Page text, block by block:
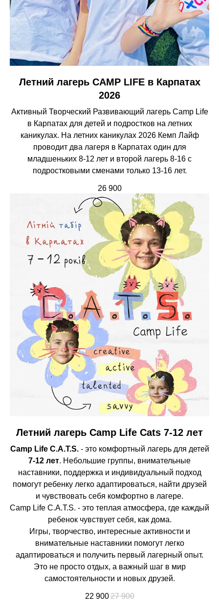
Летний лагерь CAMP LIFE в Карпатах
2026
Активный Творческий Развивающий лагерь Camp Life
в Карпатах для детей и подростков на летних
каникулах. На летних каникулах 2026 Кемп Лайф
проводит два лагеря в Карпатах один для
младшеньких 8-12 лет и второй лагерь 8-16 с
подростковыми сменами только 13-16 лет.
26 900
Летний лагерь Camp Life Cats 7-12 лет
Camp Life C.A.T.S.- это комфортный лагерь для детей
7-12 лет. Небольшие группы, внимательные
наставники, поддержка и индивидуальный подход
помогут ребенку легко адаптироваться, найти друзей
и чувствовать себя комфортно в лагере.
Camp Life C.A.T.S. - это теплая атмосфера, где каждый
ребенок чувствует себя, как дома.
Игры, творчество, интересные активности и
внимательные наставники помогут легко
адаптироваться и получить первый лагерный опыт.
Это не просто отдых, а важный шаг в мир
самостоятельности и новых друзей.
22 90027 900